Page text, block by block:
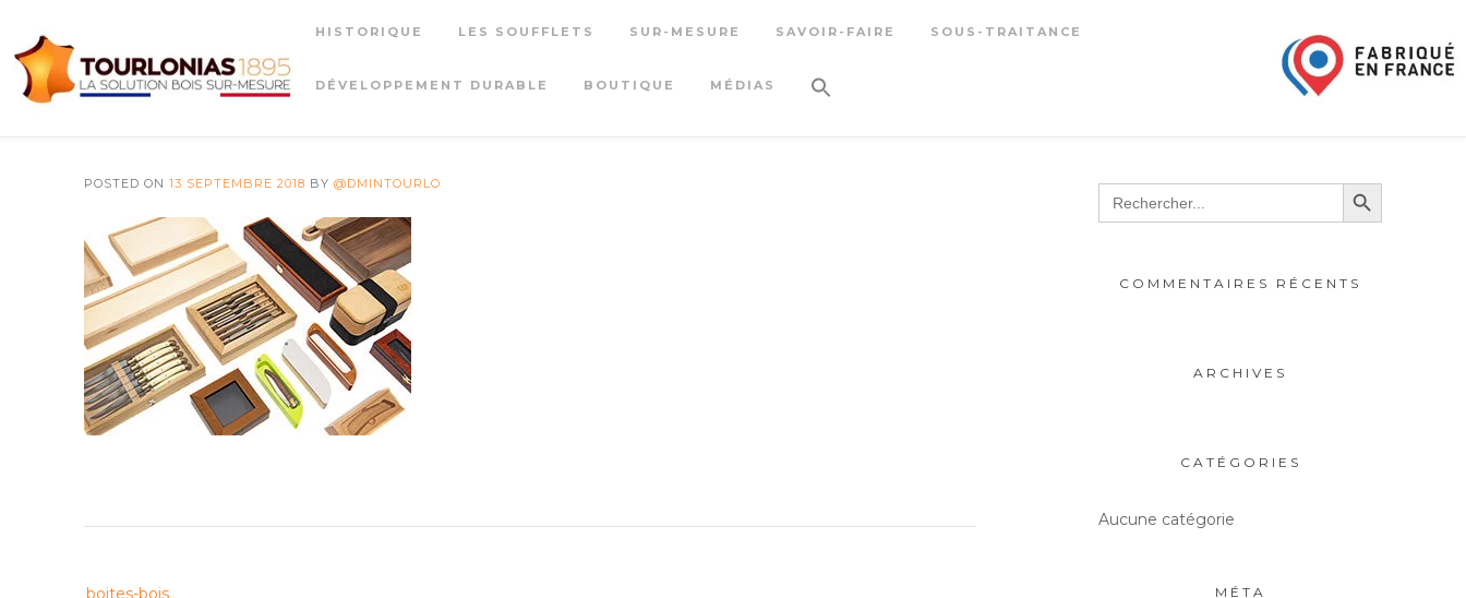
content
HISTORIQUE LES SOUFFLETS SUR-MESURE SAVOIR-FAIRE SOUS-TRAITANCE
DÉVELOPPEMENT DURABLE BOUTIQUE MÉDIAS
POSTED ON 13 SEPTEMBRE 2018 BY @DMINTOURLO
boites-bois
Search
for:
Search Button
COMMENTAIRES RÉCENTS
ARCHIVES
CATÉGORIES
Aucune catégorie
MÉTA